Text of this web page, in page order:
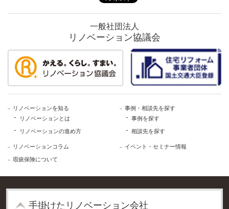
⼿掛けたリノベーション会社
一般社団法人
リノベーション協議会
リノベーションを知る
リノベーションとは
リノベーションの進め方
リノベーションコラム
瑕疵保険について
事例・相談先を探す
事例を探す
相談先を探す
イベント・セミナー情報